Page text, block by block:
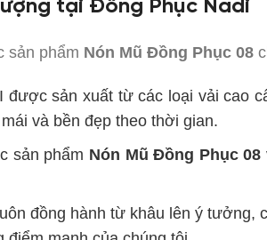
tại Đồng Phục Nadi
sản phẩm Nón Mũ Đồng Phục 08
được sản xuất từ các loại vải cao
và bền đẹp theo thời gian.
sản phẩm Nón Mũ Đồng Phục 08
đồng hành từ khâu lên ý tưởng,